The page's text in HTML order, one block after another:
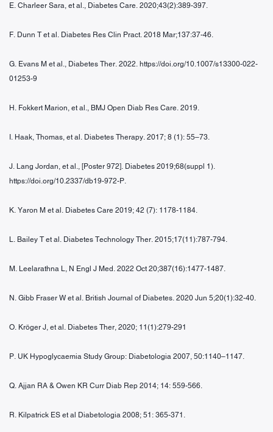
E. Charleer Sara, et al., Diabetes Care. 2020;43(2):389-397.
F. Dunn T et al. Diabetes Res Clin Pract. 2018 Mar;137:37-46.
G. Evans M et al., Diabetes Ther. 2022. https://doi.org/10.1007/s13300-022-
01253-9
H. Fokkert Marion, et al., BMJ Open Diab Res Care. 2019.
I. Haak, Thomas, et al. Diabetes Therapy. 2017; 8 (1): 55–73.
J. Lang Jordan, et al., [Poster 972]. Diabetes 2019;68(suppl 1).
https://doi.org/10.2337/db19-972-P.
K. Yaron M et al. Diabetes Care 2019; 42 (7): 1178-1184.
L. Bailey T et al. Diabetes Technology Ther. 2015;17(11):787-794.
M. Leelarathna L, N Engl J Med. 2022 Oct 20;387(16):1477-1487.
N. Gibb Fraser W et al. British Journal of Diabetes. 2020 Jun 5;20(1):32-40.
O. Kröger J, et al. Diabetes Ther, 2020; 11(1):279-291
P. UK Hypoglycaemia Study Group: Diabetologia 2007, 50:1140–1147.
Q. Ajjan RA & Owen KR Curr Diab Rep 2014; 14: 559-566.
R. Kilpatrick ES et al Diabetologia 2008; 51: 365-371.